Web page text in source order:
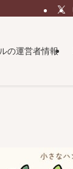
の運営者情報